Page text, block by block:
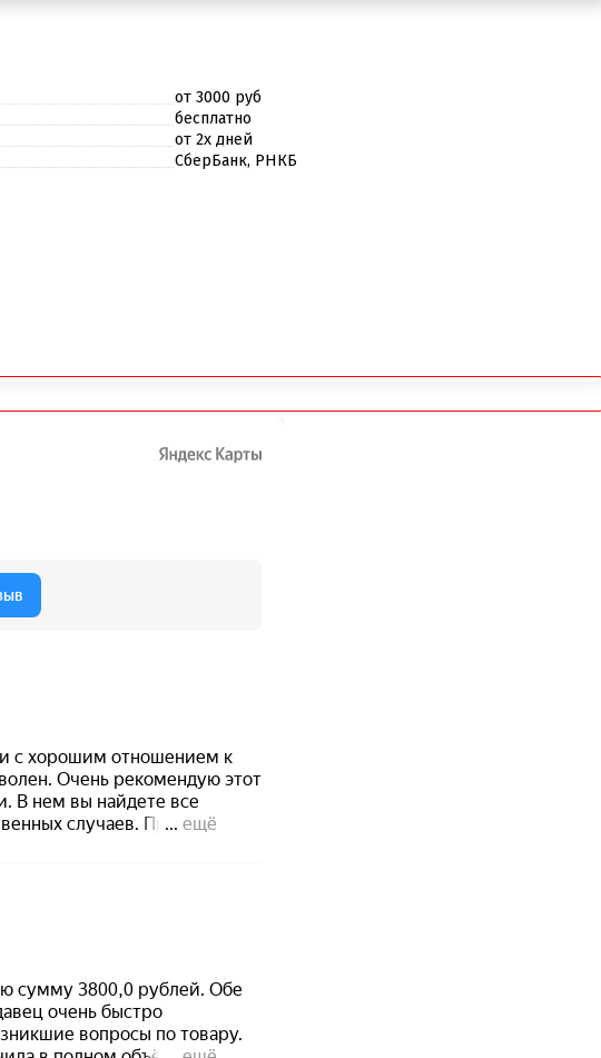
от 3000 руб
бесплатно
от 2х дней
СберБанк, РНКБ